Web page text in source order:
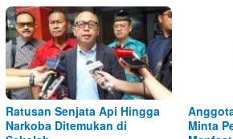
Ratusan Senjata Api Hingga
Narkoba Ditemukan di
Minta